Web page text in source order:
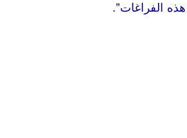
الفراغات”.